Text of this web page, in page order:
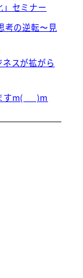
」セミナー
考の逆転〜見
スが拡がら
すm(_ _)m